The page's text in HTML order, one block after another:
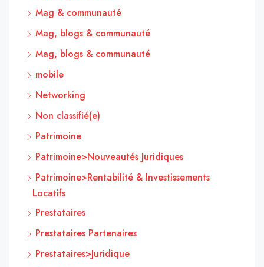
Mag & communauté
Mag, blogs & communauté
Mag, blogs & communauté
mobile
Networking
Non classifié(e)
Patrimoine
Patrimoine>Nouveautés Juridiques
Patrimoine>Rentabilité & Investissements
Locatifs
Prestataires
Prestataires Partenaires
Prestataires>Juridique